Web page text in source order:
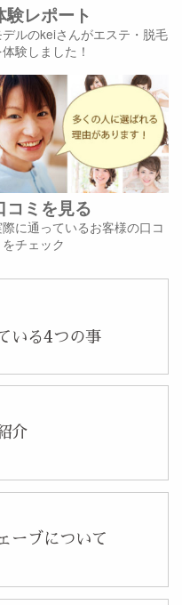
験レポート
デルのkeiさんがエステ・脱毛
験しました！
コミを見る
に通っているお客様の口コ
をチェック
いる4つの事
介
ーブについて